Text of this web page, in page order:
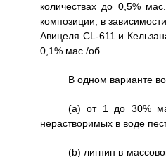
количествах до 0,5%
композиции, в
Авицеля CL-611 и
0,1% мас./об.
В одном варианте
(а) от 1 до 30%
нерастворимых в воде
(b) лигнин в